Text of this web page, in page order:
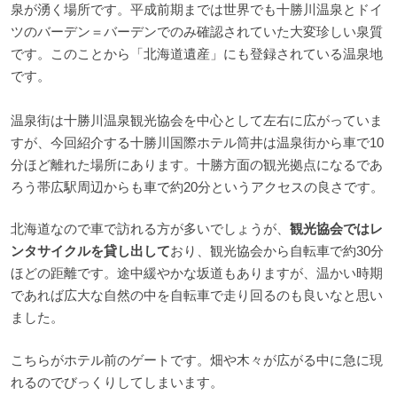
泉が湧く場所です。平成前期までは世界でも十勝川温泉とドイ
ツのバーデン＝バーデンでのみ確認されていた大変珍しい泉質
です。このことから「北海道遺産」にも登録されている温泉地
です。
温泉街は十勝川温泉観光協会を中心として左右に広がっていま
すが、今回紹介する十勝川国際ホテル筒井は温泉街から車で10
分ほど離れた場所にあります。十勝方面の観光拠点になるであ
ろう帯広駅周辺からも車で約20分というアクセスの良さです。
北海道なので車で訪れる方が多いでしょうが、 観光協会ではレ
ンタサイクルを貸し出しており、観光協会から自転車で約30分
ほどの距離です。途中緩やかな坂道もありますが、温かい時期
であれば広大な自然の中を自転車で走り回るのも良いなと思い
ました。
こちらがホテル前のゲートです。畑や木々が広がる中に急に現
れるのでびっくりしてしまいます。